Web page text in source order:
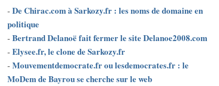
- De Chirac.com à Sarkozy.fr : les noms de domaine en
politique
- Bertrand Delanoë fait fermer le site Delanoe2008.com
- Elysee.fr, le clone de Sarkozy.fr
- Mouvementdemocrate.fr ou lesdemocrates.fr : le
MoDem de Bayrou se cherche sur le web